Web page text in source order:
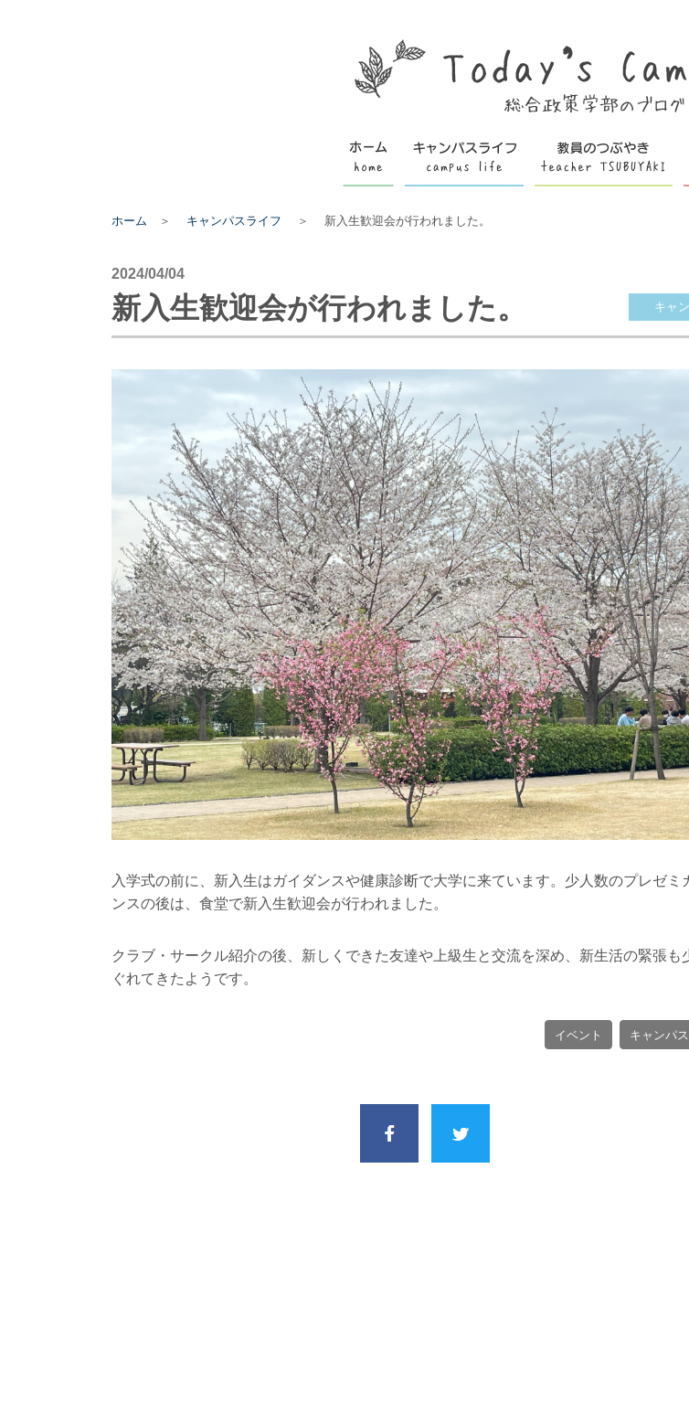
ホーム ＞ キャンパスライフ ＞ 新入生歓迎会が行われました。
2024/04/04
新入生歓迎会が行われました。 キャ
入学式の前に、新入生はガイダンスや健康診断で大学に来ています。少人数のプレゼミ
ンスの後は、食堂で新入生歓迎会が行われました。
クラブ・サークル紹介の後、新しくできた友達や上級生と交流を深め、新生活の緊張も
ぐれてきたようです。
イベント キャンパ